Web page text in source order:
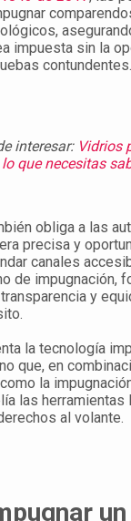
impuesta sin la
contundentes.
interesar: Vidrios
que necesitas
obliga a las
precisa y
canales
de impugnación,
y
la tecnología
que, en
la
las herramientas
al volante.
un